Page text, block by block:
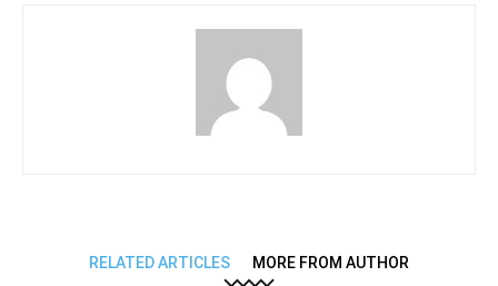
RELATED ARTICLES MORE FROM AUTHOR